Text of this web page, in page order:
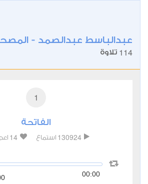
عبدالباسط عبدالصمد -
114 تلاوة
1
الفاتحة
130924 استماع 14
00:00